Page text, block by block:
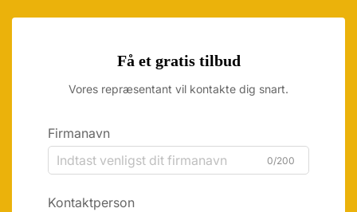
Få et gratis tilbud
Vores repræsentant vil kontakte dig snart.
Firmanavn
0/200
Kontaktperson